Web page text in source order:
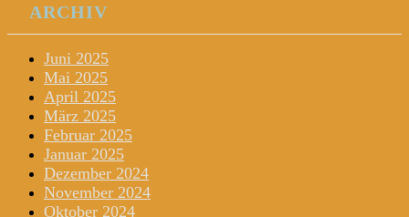
ARCHIV
Juni 2025
Mai 2025
April 2025
März 2025
Februar 2025
Januar 2025
Dezember 2024
November 2024
Oktober 2024